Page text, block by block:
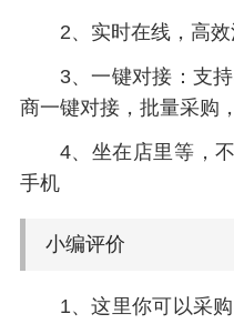
2、实时在线，高
3、一键对接：支
商一键对接，批量采购
4、坐在店里等，
手机
小编评价
1、这里你可以采